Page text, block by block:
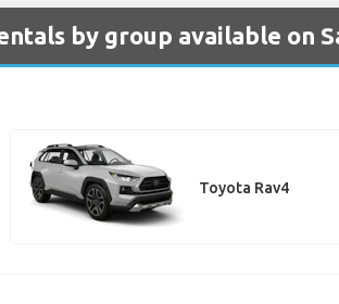
by group available on
Toyota Rav4